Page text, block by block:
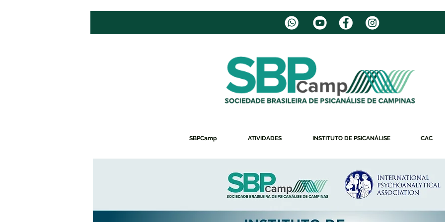
SBPCamp ATIVIDADES INSTITUTO DE PSICANÁLISE CAC